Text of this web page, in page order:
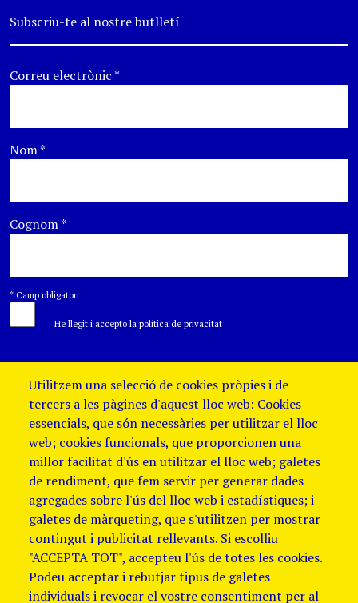
Subscriu-te al nostre butlletí
Correu electrònic*
Nom*
Cognom*
* Camp obligatori
He llegit i accepto la política de privacitat
Utilitzem una selecció de cookies pròpies i de
tercers a les pàgines d'aquest lloc web: Cookies
essencials, que són necessàries per utilitzar el lloc
web; cookies funcionals, que proporcionen una
millor facilitat d'ús en utilitzar el lloc web; galetes
de rendiment, que fem servir per generar dades
agregades sobre l'ús del lloc web i estadístiques; i
galetes de màrqueting, que s'utilitzen per mostrar
contingut i publicitat rellevants. Si escolliu
"ACCEPTA TOT", accepteu l'ús de totes les cookies.
Podeu acceptar i rebutjar tipus de galetes
individuals i revocar el vostre consentiment per al